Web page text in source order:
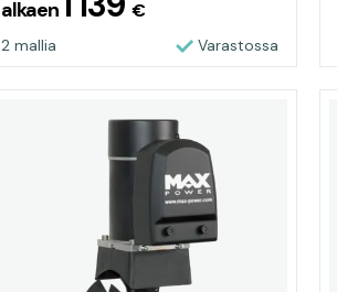
alkaen €
2 mallia Varastossa